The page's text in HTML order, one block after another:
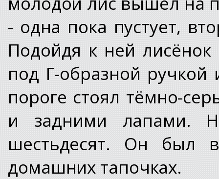
- одна пока пустует,
Подойдя к ней
под Г-образной
пороге стоял тёмно-
и задними лапами.
шестьдесят. Он был
домашних тапочках.